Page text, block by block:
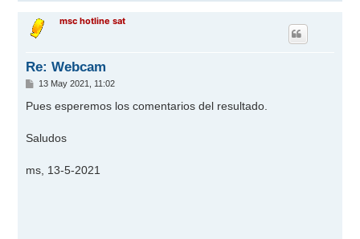
r
msc hotline sat
Re: Webcam
M
n
j
e
13 May 2021, 11:02
Pues esperemos los comentarios del resultado.
Saludos
ms, 13-5-2021